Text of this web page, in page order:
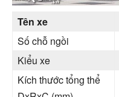
Tên xe
Số chỗ ngồi
Kiểu xe
Kích thước tổng thể